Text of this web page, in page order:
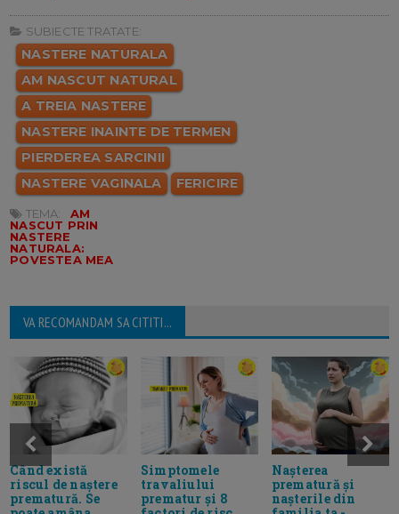
SUBIECTE TRATATE:
NASTERE NATURALA
AM NASCUT NATURAL
A TREIA NASTERE
NASTERE INAINTE DE TERMEN
PIERDEREA SARCINII
NASTERE VAGINALA
FERICIRE
TEMA:
AM
NASCUT PRIN
NASTERE
NATURALA:
POVESTEA MEA
VA RECOMANDAM SA CITITI...
Când există
riscul de naștere
prematură. Se
Simptomele
travaliului
prematur și 8
Nașterea
prematură și
nașterile din